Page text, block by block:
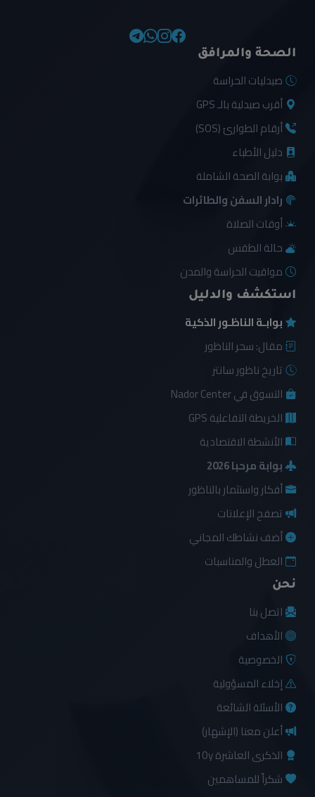
الصحة والمرافق
صيدليات الحراسة
أقرب صيدلية بالـ GPS
أرقام الطوارئ (SOS)
دليل الأطباء
بوابة الصحة الشاملة
رادار السفن والطائرات
أوقات الصلاة
حالة الطقس
مواقيت الحراسة والمدن
استكشف والدليل
بوابـة الناظـور الذكية
مقال: سحر الناظور
تاريخ ناظور سانتر
التسوق في Nador Center
الخريطة التفاعلية GPS
الأنشطة الاقتصادية
بوابة مرحبا 2026
أفكار واستثمار بالناظور
تصفح الإعلانات
أضف نشاطك المجاني
العطل والمناسبات
نحن
اتصل بنا
الأهداف
الخصوصية
إخلاء المسؤولية
الأسئلة الشائعة
أعلن معنا (الإشهار)
الذكرى العاشرة 10y
شكراً للمساهمين